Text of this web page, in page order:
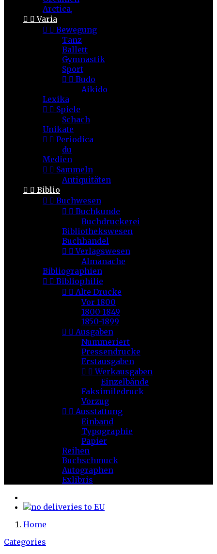
Arctica,
  Varia
  Bewegung
Tanz
Ballett
Gymnastik
Sport
  Budo
Aikido
Lexika
  Spiele
Schach
Unikate
  Periodica
du
Medien
  Sammeln
Antiquitäten
  Biblio
  Buchwesen
  Buchkunde
Buchdruckerei
Bibliothekswesen
Buchhandel
  Verlagswesen
Almanache
Bibliographien
  Bibliophilie
  Alte Drucke
Vor 1800
1800-1849
1850-1899
  Ausgaben
Nummeriert
Pressendrucke
Erstausgaben
  Werkausgaben
Einzelbände
Faksimiledruck
Vorzug
  Ausstattung
Einband
Typographie
Papier
Reihen
Buchschmuck
Autographen
Exlibris
Home
Categories